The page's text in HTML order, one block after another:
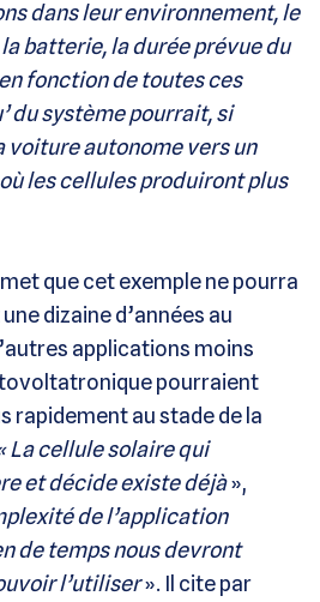
dans leur environnement, le
batterie, la durée prévue du
fonction de toutes ces
du système pourrait, si
voiture autonome vers un
les cellules produiront plus
que cet exemple ne pourra
dizaine d’années au
applications moins
pourraient
rapidement au stade de la
La cellule solaire qui
et décide existe déjà»,
de l’application
de temps nous devront
l’utiliser». Il cite par